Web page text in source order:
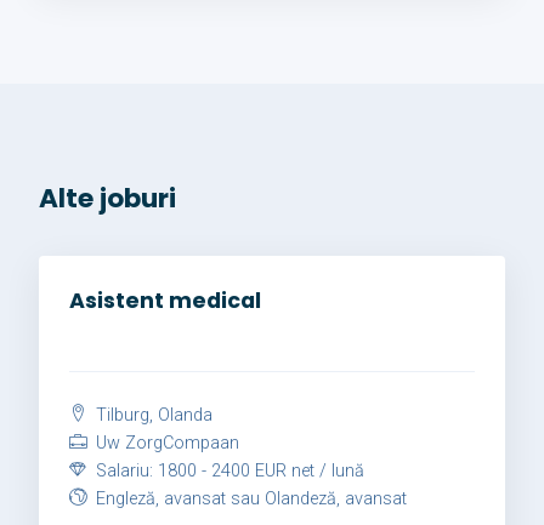
Alte joburi
Asistent medical
Tilburg, Olanda
Uw ZorgCompaan
Salariu: 1800 - 2400 EUR net / lună
Engleză, avansat sau Olandeză, avansat